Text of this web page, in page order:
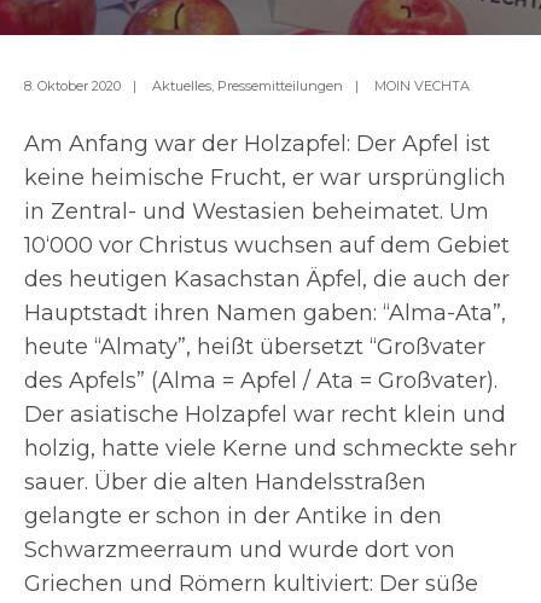
8. Oktober 2020 | Aktuelles, Pressemitteilungen | MOIN VECHTA
Am Anfang war der Holzapfel: Der Apfel ist
keine heimische Frucht, er war ursprünglich
in Zentral- und Westasien beheimatet. Um
10‘000 vor Christus wuchsen auf dem Gebiet
des heutigen Kasachstan Äpfel, die auch der
Hauptstadt ihren Namen gaben: “Alma-Ata”,
heute “Almaty”, heißt übersetzt “Großvater
des Apfels” (Alma = Apfel / Ata = Großvater).
Der asiatische Holzapfel war recht klein und
holzig, hatte viele Kerne und schmeckte sehr
sauer. Über die alten Handelsstraßen
gelangte er schon in der Antike in den
Schwarzmeerraum und wurde dort von
Griechen und Römern kultiviert: Der süße